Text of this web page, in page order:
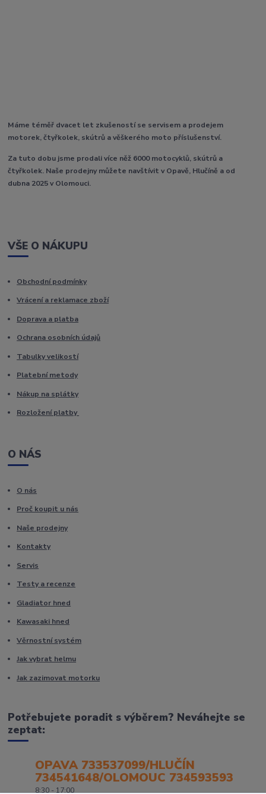
Máme téměř dvacet let zkušeností se servisem a prodejem
motorek, čtyřkolek, skútrů a věškerého moto příslušenství.
Za tuto dobu jsme prodali více něž 6000 motocyklů, skútrů a
čtyřkolek. Naše prodejny můžete navštívit v Opavě, Hlučíně a od
dubna 2025 v Olomouci.
VŠE O NÁKUPU
Obchodní podmínky
Vrácení a reklamace zboží
Doprava a platba
Ochrana osobních údajů
Tabulky velikostí
Platební metody
Nákup na splátky
Rozložení platby
O NÁS
O nás
Proč koupit u nás
Naše prodejny
Kontakty
Servis
Testy a recenze
Gladiator hned
Kawasaki hned
Věrnostní systém
Jak vybrat helmu
Jak zazimovat motorku
Potřebujete poradit s výběrem? Neváhejte se
zeptat:
OPAVA 733537099/HLUČÍN
734541648/OLOMOUC 734593593
8:30 - 17:00